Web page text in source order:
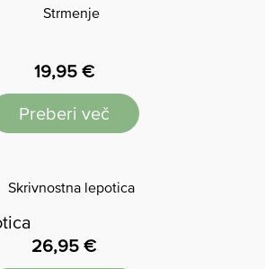
19,95 €
Preberi več
26,95 €